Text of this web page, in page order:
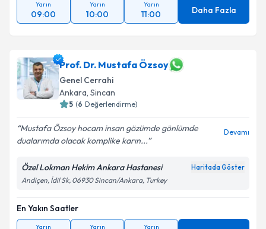
Yarın
09:00
Yarın
10:00
Yarın
11:00 Daha Fazla
Prof. Dr. Mustafa Özsoy
Genel Cerrahi
Ankara, Sincan
5 (6 Değerlendirme)
Mustafa Özsoy hocam insan gözümde gönlümde
dualarımda olacak komplike karın...
Devamı
Özel Lokman Hekim Ankara Hastanesi Haritada Göster
Andiçen, İdil Sk, 06930 Sincan/Ankara, Turkey
En Yakın Saatler
Yarın Yarın Yarın